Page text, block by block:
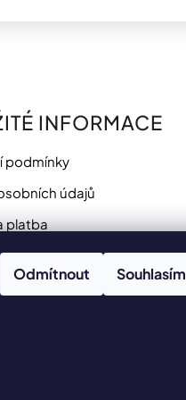
Odmítnout Souhlasím
INFORMACE
podmínky
údajů
platba
poradit?